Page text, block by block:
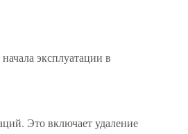
эксплуатации в
Это включает удаление